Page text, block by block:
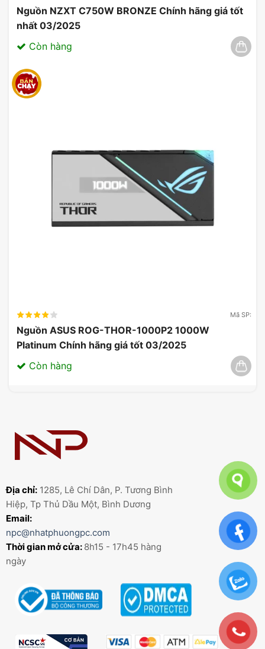
Nguồn NZXT C750W BRONZE Chính hãng giá tốt
nhất 03/2025
Còn hàng
Mã SP:
Nguồn ASUS ROG-THOR-1000P2 1000W
Platinum Chính hãng giá tốt 03/2025
Còn hàng
Địa chỉ: 1285, Lê Chí Dân, P. Tương Bình
Hiệp, Tp Thủ Dầu Một, Bình Dương
Email:
npc@nhatphuongpc.com
Thời gian mở cửa: 8h15 - 17h45 hàng
ngày